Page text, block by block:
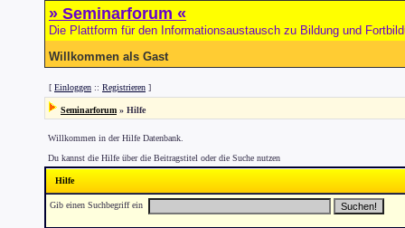
» Seminarforum «
Die Plattform für den Informationsaustausch zu Bildung und
Willkommen als Gast
[ Einloggen :: Registrieren ]
Seminarforum » Hilfe
Willkommen in der Hilfe Datenbank.
Du kannst die Hilfe über die Beitragstitel oder die Suche nutzen
Hilfe
Gib einen Suchbegriff ein